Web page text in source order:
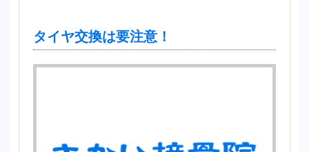
タイヤ交換は要注意！